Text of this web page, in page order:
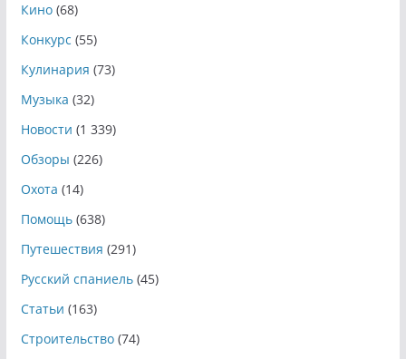
Кино(68)
Конкурс (55)
Кулинария (73)
Музыка (32)
Новости (1 339)
Обзоры (226)
Охота (14)
Помощь(638)
Путешествия (291)
Русский спаниель(45)
Статьи (163)
Строительство(74)